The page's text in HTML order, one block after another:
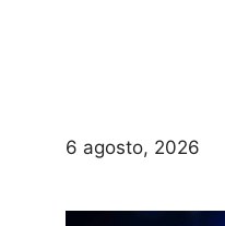
6 agosto, 2026